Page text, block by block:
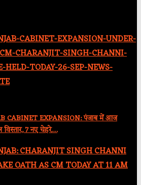
CABINET EXPANSION: पंजाब में आज
विस्तार, 7 नए चेहरे…